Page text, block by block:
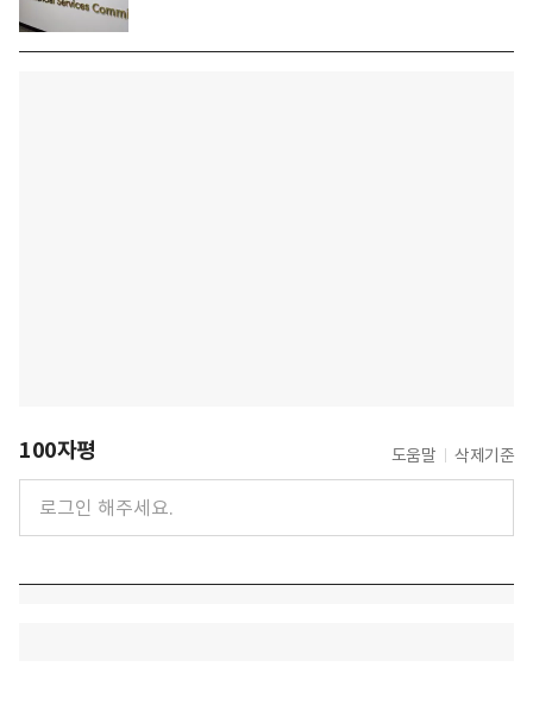
100자평 도움말 삭제기준